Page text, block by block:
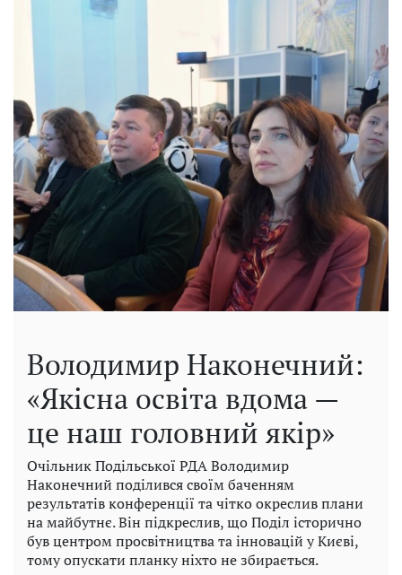
Володимир Наконечний:
«Якісна освіта вдома —
це наш головний якір»
Очільник Подільської РДА Володимир
Наконечний поділився своїм баченням
результатів конференції та чітко окреслив плани
на майбутнє. Він підкреслив, що Поділ історично
був центром просвітництва та інновацій у Києві,
тому опускати планку ніхто не збирається.